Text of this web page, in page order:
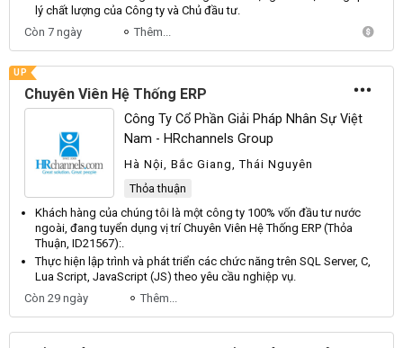
lý chất lượng của Công ty và Chủ đầu tư.
Còn 7 ngày
Thêm...
UP
Chuyên Viên Hệ Thống ERP
Công Ty Cổ Phần Giải Pháp Nhân Sự Việt
Nam - HRchannels Group
Hà Nội, Bắc Giang, Thái Nguyên
Thỏa thuận
Khách hàng của chúng tôi là một công ty 100% vốn đầu tư nước
ngoài, đang tuyển dụng vị tríChuyên Viên Hệ Thống ERP (Thỏa
Thuận, ID21567):.
Thực hiện lập trình và phát triển các chức năng trên SQL Server, C,
Lua Script, JavaScript (JS) theo yêu cầu nghiệp vụ.
Còn 29 ngày
Thêm...